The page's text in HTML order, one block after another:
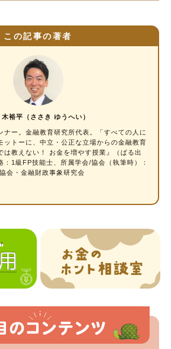
この記事の著者
木裕平（ささき ゆうへい）
ナー
。金融教育研究所代表。「すべての人に
ットーに、中立・公正な立場からの金融教育
は教えない！ お金を増やす授業』（ぱる出
：1級FP技能士、所属学会/協会（執筆時）：
会・金融財政事象研究会